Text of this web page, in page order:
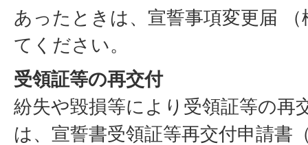
あったときは、宣誓事項変更届
てください。
受領証等の再交付
紛失や毀損等により受領証等の再
は、宣誓書受領証等再交付申請書